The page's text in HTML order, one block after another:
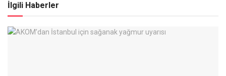
İlgili Haberler